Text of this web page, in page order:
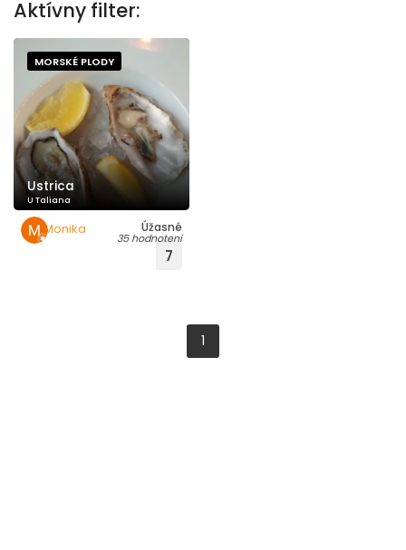
Aktívny filter:
MORSKÉ PLODY
Ustrica
U Taliana
Monika
Úžasné
35 hodnotení
7
1